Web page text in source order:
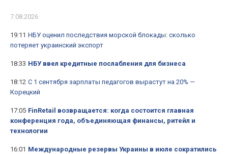
7.08.2026
19:11 НБУ оценил последствия морской блокады: сколько
потеряет украинский экспорт
18:33 НБУ ввел кредитные послабления для бизнеса
18:12 С 1 сентября зарплаты педагогов вырастут на 20% —
Корецкий
17:05 FinRetail возвращается: когда состоится главная
конференция года, объединяющая финансы, ритейл и
технологии
16:01 Международные резервы Украины в июле сократились